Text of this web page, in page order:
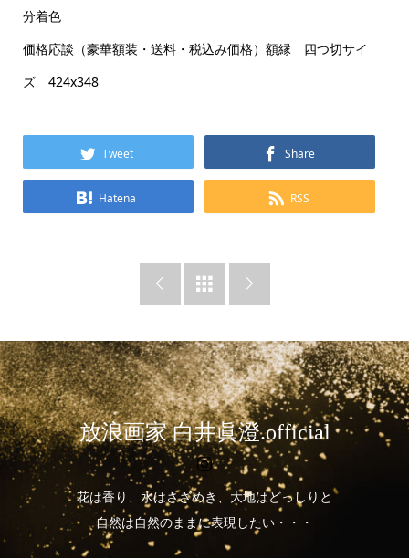
分着色
価格応談（豪華額装・送料・税込み価格）額縁 四つ切サイ
ズ 424x348
Tweet Share
Hatena RSS
  
放浪画家 白井眞澄.official
花は香り、水はさざめき、大地はどっしりと
自然は自然のままに表現したい・・・